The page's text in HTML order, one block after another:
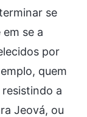
se
se a
por
quem
a
Jeová, ou